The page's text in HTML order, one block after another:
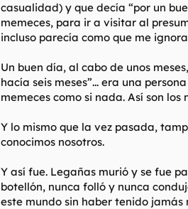
casualidad) y que decía “por un
memeces, para ir a visitar al
incluso parecía como que me
Un buen día, al cabo de unos
hacía seis meses”... era una
memeces como si nada. Así son los
Y lo mismo que la vez pasada,
conocimos nosotros.
Y así fue. Legañas murió y se fue
botellón, nunca folló y nunca
este mundo sin haber tenido